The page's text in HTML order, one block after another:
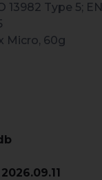
13982 Type 5;
Micro, 60g
2026.09.11